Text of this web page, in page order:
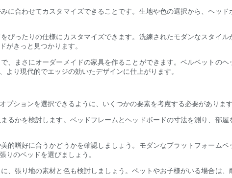
に合わせてカスタマイズできることです。生地や色の選択から、ヘッ
ぴったりの仕様にカスタマイズできます。洗練されたモダンなスタイ
がきっと見つかります。
、まさにオーダーメイドの家具を作ることができます。ベルベットの
り現代的でエッジの効いたデザインに仕​​上がります。
ションを選択できるように、いくつかの要素を考慮する必要があります
るかを検討します。ベッドフレームとヘッドボードの寸法を測り、部
的嗜好に合うかどうかを確認しましょう。モダンなプラットフォーム
りのベッドを選びましょう。
、張り地の素材と色も検討しましょう。ペットやお子様がいる場合は